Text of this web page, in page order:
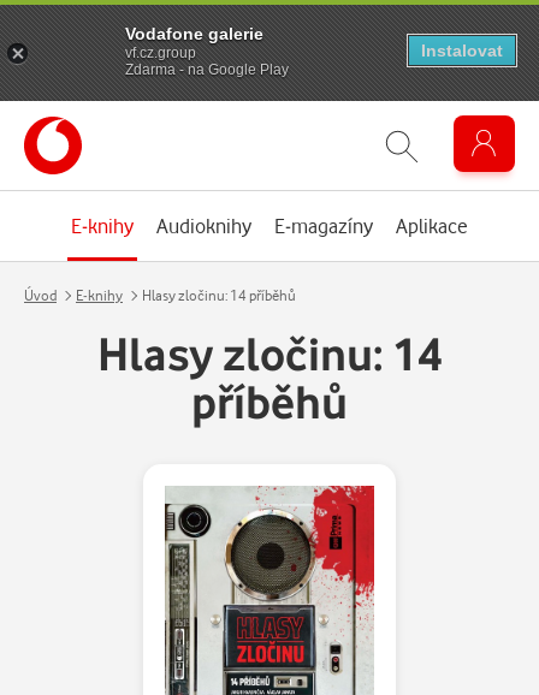
E-knihy Audioknihy E-magazíny Aplikace
Úvod E-knihy Hlasy zločinu: 14 příběhů
Hlasy zločinu: 14
příběhů
Vodafone galerie
vf.cz.group
Zdarma - na Google Play
Instalovat